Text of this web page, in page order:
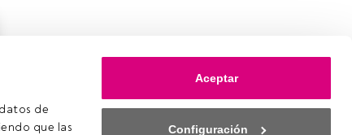
de
que las
Aceptar
Configuración